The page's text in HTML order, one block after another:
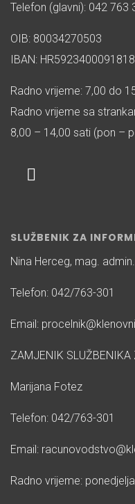
Telefon (glavni): 042 763
OIB: 80034270503
IBAN:
Radno vrijeme: 7,00 do
Radno vrijeme sa
8,00 – 14,00 sati (pon –
SLUŽBENIK ZA
Nina Herceg, mag.
Telefon: 042/763-301
Email:
ZAMJENIK SLUŽBENIKA
Marijana Fotez
Telefon: 042/763-301
Email:
Radno vrijeme: